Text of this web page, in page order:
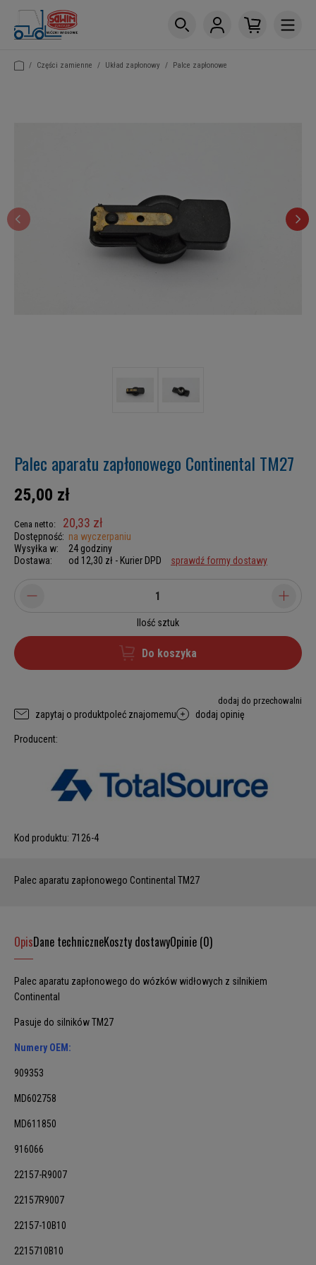
/ Części zamienne / Układ zapłonowy / Palce zapłonowe
Palec aparatu zapłonowego Continental TM27
25,00 zł
Cena netto: 20,33 zł
Dostępność: na wyczerpaniu
Wysyłka w:
24 godziny
Dostawa:
od 12,30 zł - Kurier DPD sprawdź formy dostawy
Ilość sztuk
Do koszyka
dodaj do przechowalni
zapytaj o produktpoleć znajomemu dodaj opinię
Producent:
Kod produktu: 7126-4
Palec aparatu zapłonowego Continental TM27
OpisDane techniczneKoszty dostawyOpinie (0)
Palec aparatu zapłonowego do wózków widłowych z silnikiem
Continental
Pasuje do silników TM27
Numery OEM:
909353
MD602758
MD611850
916066
22157-R9007
22157R9007
22157-10B10
2215710B10